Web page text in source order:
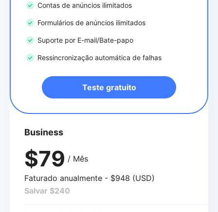
Contas de anúncios ilimitados
Formulários de anúncios ilimitados
Suporte por E-mail/Bate-papo
Ressincronização automática de falhas
Teste gratuito
Business
$79 / Mês
Faturado anualmente - $948 (USD)
Salvar $240